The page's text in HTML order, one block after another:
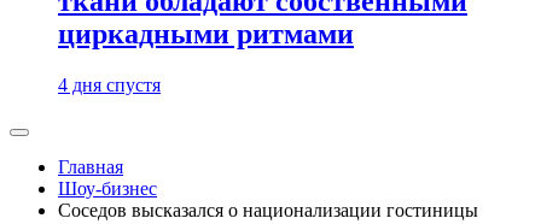
циркадными ритмами
4 дня спустя
Главная
Шоу-бизнес
Соседов высказался о национализации гостиницы